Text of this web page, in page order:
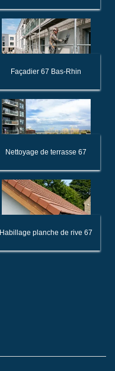
Façadier 67 Bas-Rhin
Nettoyage de terrasse 67
Habillage planche de rive 67